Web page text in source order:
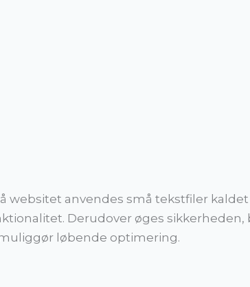
websitet anvendes små tekstfiler
Derudover øges
løbende optimering.